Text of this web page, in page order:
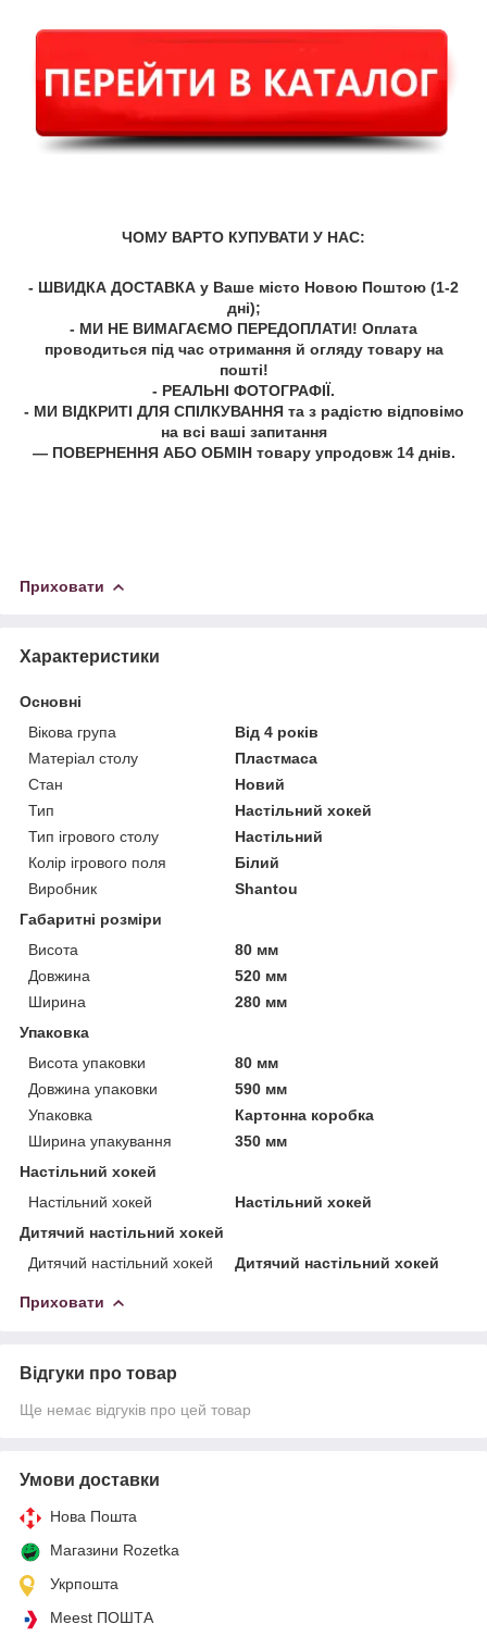
ЧОМУ ВАРТО КУПУВАТИ У НАС:
- ШВИДКА ДОСТАВКА у Ваше місто Новою Поштою (1-2
дні);
- МИ НЕ ВИМАГАЄМО ПЕРЕДОПЛАТИ! Оплата
проводиться під час отримання й огляду товару на
пошті!
- РЕАЛЬНІ ФОТОГРАФІЇ.
- МИ ВІДКРИТІ ДЛЯ СПІЛКУВАННЯ та з радістю відповімо
на всі ваші запитання
— ПОВЕРНЕННЯ АБО ОБМІН товару упродовж 14 днів.
Приховати
Характеристики
Основні
Вікова група
Від 4 років
Матеріал столу
Пластмаса
Стан
Новий
Тип
Настільний хокей
Тип ігрового столу
Настільний
Колір ігрового поля
Білий
Виробник
Shantou
Габаритні розміри
Висота
80 мм
Довжина
520 мм
Ширина
280 мм
Упаковка
Висота упаковки
80 мм
Довжина упаковки
590 мм
Упаковка
Картонна коробка
Ширина упакування
350 мм
Настільний хокей
Настільний хокей
Настільний хокей
Дитячий настільний хокей
Дитячий настільний хокей
Дитячий настільний хокей
Приховати
Відгуки про товар
Ще немає відгуків про цей товар
Умови доставки
Нова Пошта
Магазини Rozetka
Укрпошта
Meest ПОШТА